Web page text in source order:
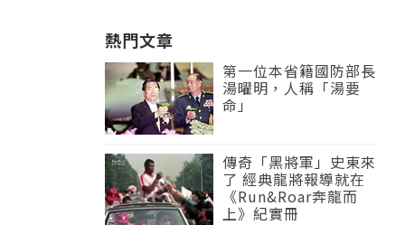
熱門文章
第一位本省籍國防部長
湯曜明，人稱「湯要
命」
傳奇「黑將軍」史東來
了 經典龍將報導就在
《Run&Roar奔龍而
上》紀實冊